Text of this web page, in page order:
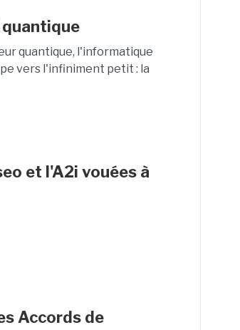
quantique, l'informatique
vers l'infiniment petit : la
et l'A2i vouées à
Accords de